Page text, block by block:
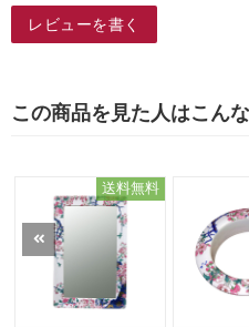
レビューを書く
この商品を見た人はこん
送料無料